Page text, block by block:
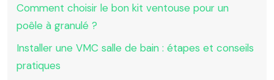
Comment choisir le bon kit ventouse pour un
poêle à granulé ?
Installer une VMC salle de bain : étapes et conseils
pratiques